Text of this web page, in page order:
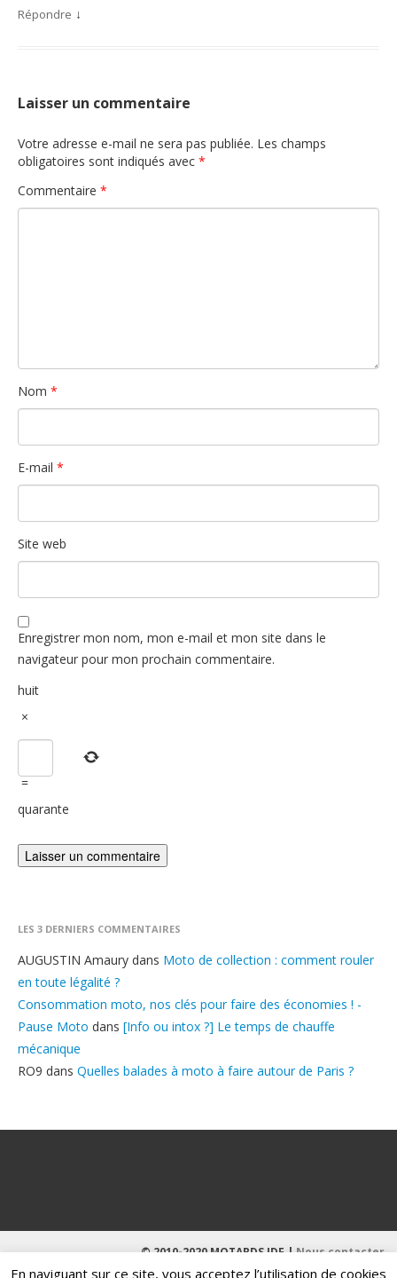
Répondre ↓
Laisser un commentaire
Votre adresse e-mail ne sera pas publiée. Les champs
obligatoires sont indiqués avec *
Commentaire *
Nom *
E-mail *
Site web
Enregistrer mon nom, mon e-mail et mon site dans le
navigateur pour mon prochain commentaire.
huit
×
=
quarante
LES 3 DERNIERS COMMENTAIRES
AUGUSTIN Amaury dans Moto de collection : comment rouler
en toute légalité ?
Consommation moto, nos clés pour faire des économies ! -
Pause Moto dans [Info ou intox ?] Le temps de chauffe
mécanique
RO9 dans Quelles balades à moto à faire autour de Paris ?
© 2010-2020 MOTARDS IDF |Nous contacter
En naviguant sur ce site, vous acceptez l’utilisation de cookies